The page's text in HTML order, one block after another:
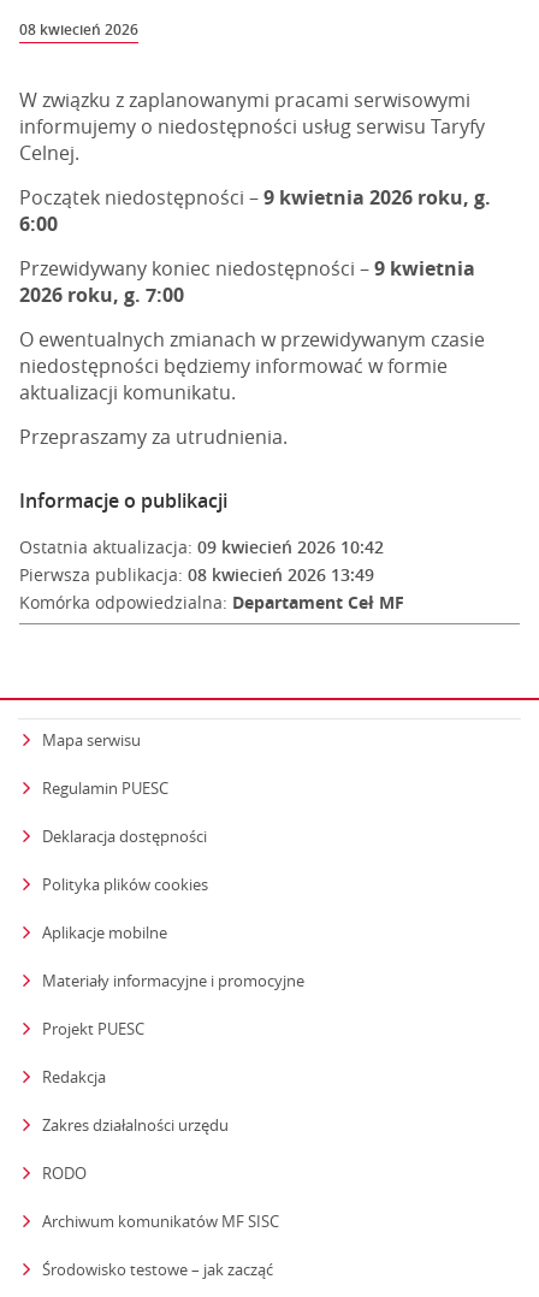
08 kwiecień 2026
W związku z zaplanowanymi pracami serwisowymi
informujemy o niedostępności usług serwisu Taryfy
Celnej.
Początek niedostępności –9 kwietnia 2026 roku, g.
6:00
Przewidywany koniec niedostępności –9 kwietnia
2026 roku, g. 7:00
O ewentualnych zmianach w przewidywanym czasie
niedostępności będziemy informować w formie
aktualizacji komunikatu.
Przepraszamy za utrudnienia.
Informacje o publikacji
Ostatnia aktualizacja: 09 kwiecień 2026 10:42
Pierwsza publikacja: 08 kwiecień 2026 13:49
Komórka odpowiedzialna: Departament Ceł MF
Mapa serwisu
Regulamin PUESC
Deklaracja dostępności
Polityka plików cookies
Aplikacje mobilne
Materiały informacyjne i promocyjne
Projekt PUESC
Redakcja
Zakres działalności urzędu
RODO
Archiwum komunikatów MF SISC
Środowisko testowe – jak zacząćstrona otwiera się w nowym oknie